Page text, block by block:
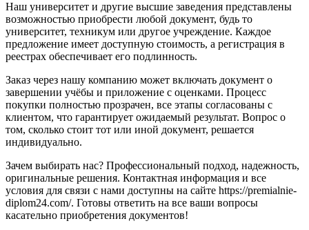
Наш университет и другие высшие заведения представлены
возможностью приобрести любой документ, будь то
университет, техникум или другое учреждение. Каждое
предложение имеет доступную стоимость, а регистрация в
реестрах обеспечивает его подлинность.
Заказ через нашу компанию может включать документ о
завершении учёбы и приложение с оценками. Процесс
покупки полностью прозрачен, все этапы согласованы с
клиентом, что гарантирует ожидаемый результат. Вопрос о
том, сколько стоит тот или иной документ, решается
индивидуально.
Зачем выбирать нас? Профессиональный подход, надежность,
оригинальные решения. Контактная информация и все
условия для связи с нами доступны на сайте https://premialnie-
diplom24.com/. Готовы ответить на все ваши вопросы
касательно приобретения документов!